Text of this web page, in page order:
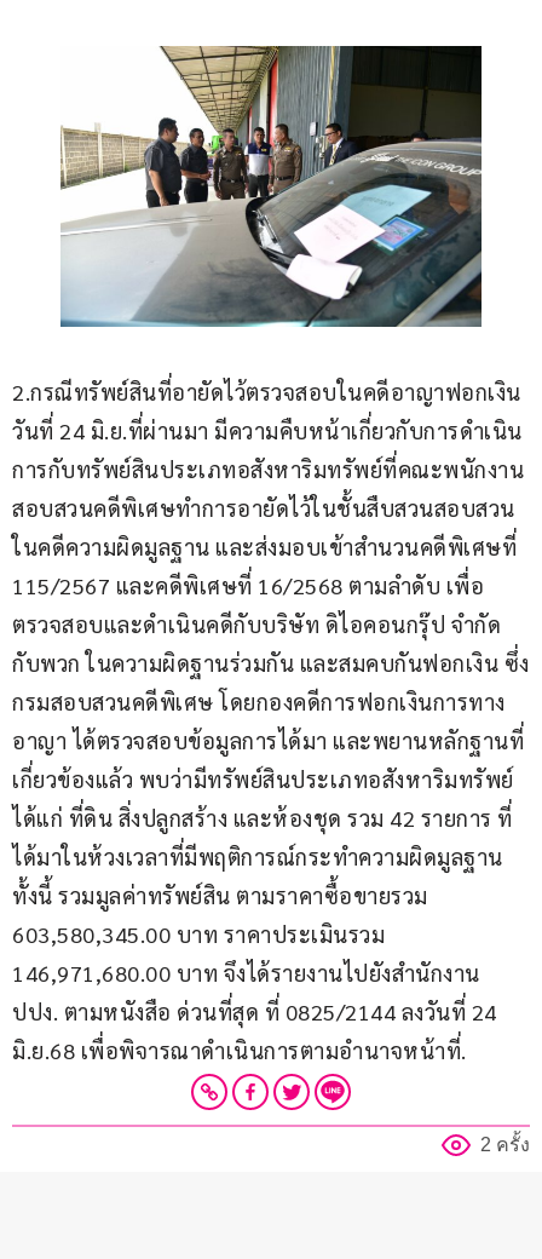
2.กรณีทรัพย์สินที่อายัดไว้ตรวจสอบในคดีอาญาฟอกเงิน
วันที่ 24 มิ.ย.ที่ผ่านมา มีความคืบหน้าเกี่ยวกับการดำเนิน
การกับทรัพย์สินประเภทอสังหาริมทรัพย์ที่คณะพนักงาน
สอบสวนคดีพิเศษทำการอายัดไว้ในชั้นสืบสวนสอบสวน
ในคดีความผิดมูลฐาน และส่งมอบเข้าสำนวนคดีพิเศษที่
115/2567 และคดีพิเศษที่ 16/2568 ตามลำดับ เพื่อ
ตรวจสอบและดำเนินคดีกับบริษัท ดิไอคอนกรุ๊ป จำกัด
กับพวก ในความผิดฐานร่วมกัน และสมคบกันฟอกเงิน ซึ่ง
กรมสอบสวนคดีพิเศษ โดยกองคดีการฟอกเงินการทาง
อาญา ได้ตรวจสอบข้อมูลการได้มา และพยานหลักฐานที่
เกี่ยวข้องแล้ว พบว่ามีทรัพย์สินประเภทอสังหาริมทรัพย์
ได้แก่ ที่ดิน สิ่งปลูกสร้าง และห้องชุด รวม 42 รายการ ที่
ได้มาในห้วงเวลาที่มีพฤติการณ์กระทำความผิดมูลฐาน
ทั้งนี้ รวมมูลค่าทรัพย์สิน ตามราคาซื้อขายรวม
603,580,345.00 บาท ราคาประเมินรวม
146,971,680.00 บาท จึงได้รายงานไปยังสำนักงาน
ปปง. ตามหนังสือ ด่วนที่สุด ที่ 0825/2144 ลงวันที่ 24
มิ.ย.68 เพื่อพิจารณาดำเนินการตามอำนาจหน้าที่.
2 ครั้ง